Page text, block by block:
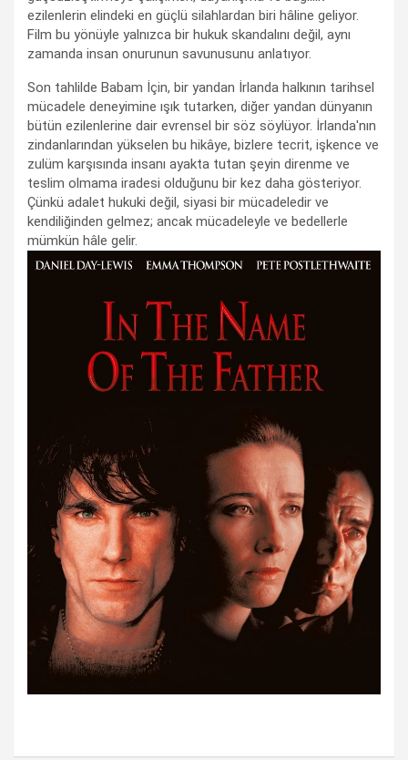
ezilenlerin elindeki en güçlü silahlardan biri hâline geliyor.
Film bu yönüyle yalnızca bir hukuk skandalını değil, aynı
zamanda insan onurunun savunusunu anlatıyor.
Son tahlilde Babam İçin, bir yandan İrlanda halkının tarihsel
mücadele deneyimine ışık tutarken, diğer yandan dünyanın
bütün ezilenlerine dair evrensel bir söz söylüyor. İrlanda'nın
zindanlarından yükselen bu hikâye, bizlere tecrit, işkence ve
zulüm karşısında insanı ayakta tutan şeyin direnme ve
teslim olmama iradesi olduğunu bir kez daha gösteriyor.
Çünkü adalet hukuki değil, siyasi bir mücadeledir ve
kendiliğinden gelmez; ancak mücadeleyle ve bedellerle
mümkün hâle gelir.